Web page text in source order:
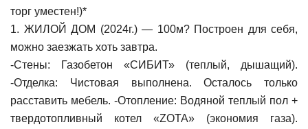
торг уместен!)*
1. ЖИЛОЙ ДОМ (2024г.) — 100м? Построен для себя,
можно заезжать хоть завтра.
-Стены: Газобетон «СИБИТ» (теплый, дышащий).
-Отделка: Чистовая выполнена. Осталось только
расставить мебель. -Отопление: Водяной теплый пол +
твердотопливный котел «ZOTA» (экономия газа).